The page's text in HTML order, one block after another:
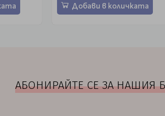
Добави в количката
АБОНИРАЙТЕ СЕ ЗА НАШИЯ